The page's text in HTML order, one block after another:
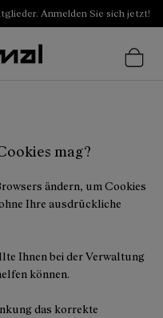
Anmelden Sie sich jetzt!
mag?
ändern, um Cookies
Ihre ausdrückliche
Ihnen bei der Verwaltung
können.
das korrekte